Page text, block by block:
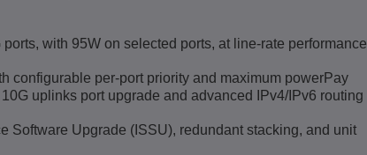
with 95W on selected ports, at line-rate performance
configurable per-port priority and maximum powerPay
uplinks port upgrade and advanced IPv4/IPv6 routing
Software Upgrade (ISSU), redundant stacking, and unit